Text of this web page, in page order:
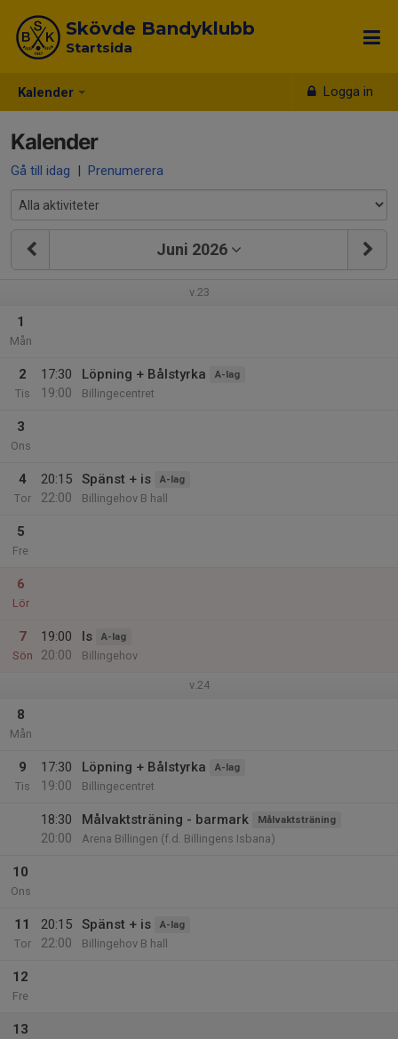
Kalender Logga in
Skövde Bandyklubb
Startsida
Kalender
Gå till idag | Prenumerera
Juni 2026
v.23
1
Mån
2
Tis
17:30
19:00
Löpning + Bålstyrka A-lag
Billingecentret
3
Ons
4
Tor
20:15
22:00
Spänst + is A-lag
Billingehov B hall
5
Fre
6
Lör
7
Sön
19:00
20:00
Is A-lag
Billingehov
v.24
8
Mån
9
Tis
17:30
19:00
Löpning + Bålstyrka A-lag
Billingecentret
18:30
20:00
Målvaktsträning - barmark Målvaktsträning
Arena Billingen (f.d. Billingens Isbana)
10
Ons
11
Tor
20:15
22:00
Spänst + is A-lag
Billingehov B hall
12
Fre
13